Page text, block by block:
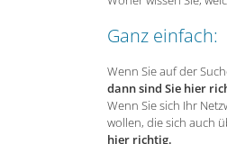
Ganz einfach:
Wenn Sie auf der
dann sind Sie hier
Wenn Sie sich Ihr
wollen, die sich auch
hier richtig.